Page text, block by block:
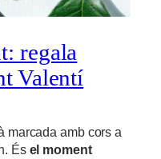
regala
Valentí
marcada amb cors a
És el moment